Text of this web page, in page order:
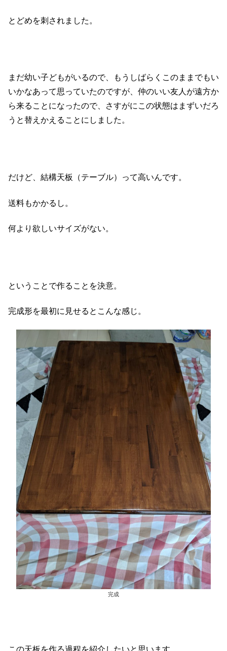
とどめを刺されました。
まだ幼い子どもがいるので、もうしばらくこのままでもい
いかなあって思っていたのですが、仲のいい友人が遠方か
ら来ることになったので、さすがにこの状態はまずいだろ
うと替えかえることにしました。
だけど、結構天板（テーブル）って高いんです。
送料もかかるし。
何より欲しいサイズがない。
ということで作ることを決意。
完成形を最初に見せるとこんな感じ。
完成